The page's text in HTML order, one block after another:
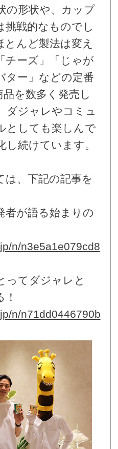
の形状や、カップ
挑戦的なものでし
んど製法は変え
チーズ」「じゃが
ター」などの定番
を数多く発売し
ダジャレやコミュ
としても楽しんで
続けています。
は、下記の記事を
者が語る始まりの
n/n3e5a1e079cd8
ってダジャレと
n/n71dd0446790b